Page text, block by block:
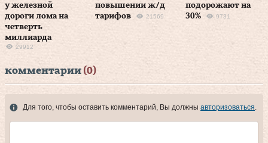
у железной
дороги лома на
четверть
миллиарда
29912
повышении ж/д
тарифов
21569
подорожают на
30%
9731
комментарии (0)
Для того, чтобы оставить комментарий, Вы должны авторизоваться.